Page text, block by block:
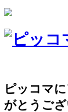
ピッコマ
がとうござ